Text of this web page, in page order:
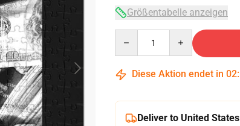
Größentabelle anzeigen
Diese Aktion endet in 02:
Deliver to United States